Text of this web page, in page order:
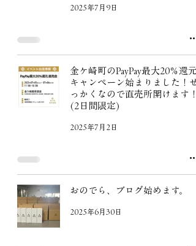
2025年7月9日
金ケ崎町のPayPay最大20％還元
キャンペーン始まりました！せ
っかくなので直売所開けます！
(2日間限定)
2025年7月2日
おのでら、ブログ始めます。
2025年6月30日